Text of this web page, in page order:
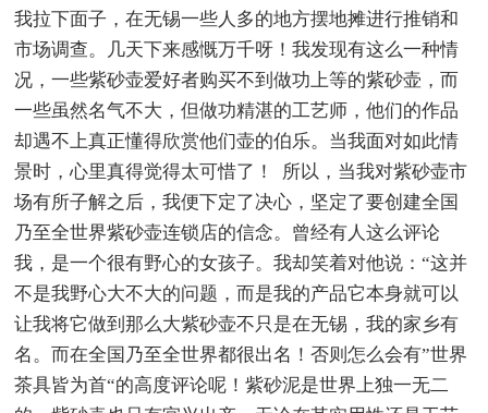
我拉下面子，在无锡一些人多的地方摆地摊进行推销和
市场调查。几天下来感慨万千呀！我发现有这么一种情
况，一些紫砂壶爱好者购买不到做功上等的紫砂壶，而
一些虽然名气不大，但做功精湛的工艺师，他们的作品
却遇不上真正懂得欣赏他们壶的伯乐。当我面对如此情
景时，心里真得觉得太可惜了！ 所以，当我对紫砂壶市
场有所子解之后，我便下定了决心，坚定了要创建全国
乃至全世界紫砂壶连锁店的信念。曾经有人这么评论
我，是一个很有野心的女孩子。我却笑着对他说：“这并
不是我野心大不大的问题，而是我的产品它本身就可以
让我将它做到那么大紫砂壶不只是在无锡，我的家乡有
名。而在全国乃至全世界都很出名！否则怎么会有”世界
茶具皆为首“的高度评论呢！紫砂泥是世界上独一无二